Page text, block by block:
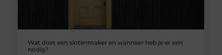
Wat doet een slotenmaker en wanneer heb je er een
nodig?